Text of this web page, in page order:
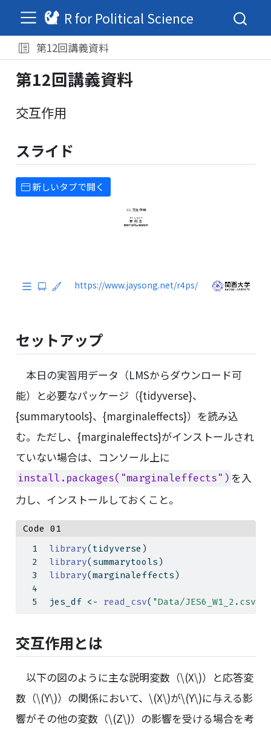
R for Political Science
第12回講義資料
第12回講義資料
交互作用
スライド
新しいタブで開く
セットアップ
本日の実習用データ（LMSからダウンロード可
能）と必要なパッケージ（{tidyverse}、
{summarytools}、{marginaleffects}）を読み込
む。ただし、{marginaleffects}がインストールされ
ていない場合は、コンソール上に
install.packages("marginaleffects") を入
力し、インストールしておくこと。
Code 01
library(tidyverse)
library(summarytools)
library(marginaleffects)
jes_df <- read_csv( "Data/JES6_W1_2.csv"
交互作用とは
以下の図のように主な説明変数（\(X\)）と応答変
数（\(Y\)）の関係において、 \(X\)が\(Y\)に与える影
響がその他の変数（\(Z\)）の影響を受ける場合を考